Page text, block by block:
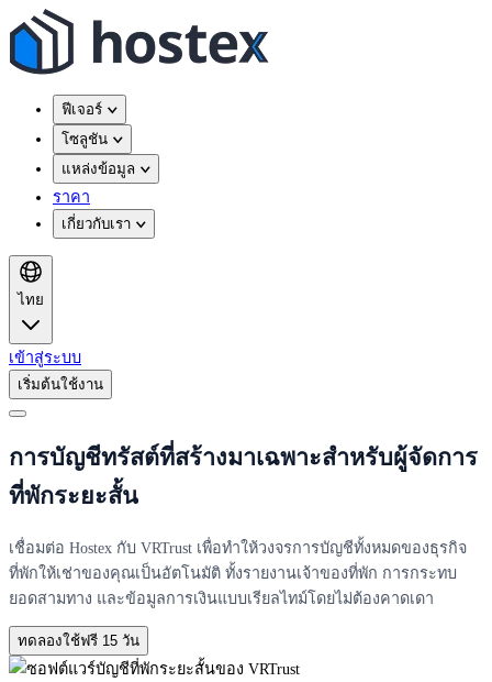
ฟีเจอร์
โซลูชัน
แหล่งข้อมูล
ราคา
เกี่ยวกับเรา
ไทย
เข้าสู่ระบบ
เริ่มต้นใช้งาน
การบัญชีทรัสต์ที่สร้างมาเฉพาะสำหรับผู้จัดการ
ที่พักระยะสั้น
เชื่อมต่อ Hostex กับ VRTrust เพื่อทำให้วงจรการบัญชีทั้งหมดของธุรกิจ
ที่พักให้เช่าของคุณเป็นอัตโนมัติ ทั้งรายงานเจ้าของที่พัก การกระทบ
ยอดสามทาง และข้อมูลการเงินแบบเรียลไทม์โดยไม่ต้องคาดเดา
ทดลองใช้ฟรี 15 วัน